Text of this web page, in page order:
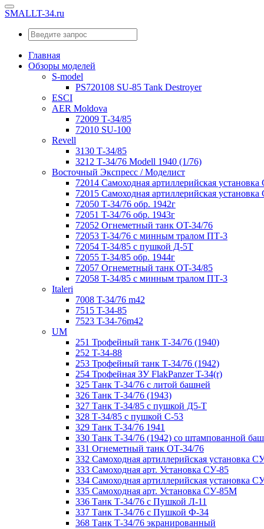
SMALLT-34.ru
Главная
Обзоры моделей
S-model
PS720108 SU-85 Tank Destroyer
ESCI
AER Moldova
72009 Т-34/85
72010 SU-100
Revell
3130 Т-34/85
3212 Т-34/76 Modell 1940 (1/76)
Восточный Экспресс / Моделист
72014 Самоходная артиллерийская
72015 Самоходная артиллерийская
72050 Т-34/76 обр. 1942г
72051 T-34/76 обр. 1943г
72052 Огнеметный танк OT-34/76
72053 T-34/76 с минным тралом ПТ-3
72054 T-34/85 с пушкой Д-5Т
72055 T-34/85 обр. 1944г
72057 Огнеметный танк ОT-34/85
72058 T-34/85 с минным тралом ПТ-3
Italeri
7008 T-34/76 m42
7515 T-34-85
7523 T-34-76m42
UM
251 Трофейный танк Т-34/76 (1940)
252 T-34-88
253 Трофейный танк Т-34/76 (1942)
254 Трофейная ЗУ FlakPanzer T-34(r)
325 Танк Т-34/76 с литой башней
326 Танк Т-34/76 (1943)
327 Танк Т-34/85 с пушкой Д5-Т
328 Т-34/85 с пушкой С-53
329 Танк T-34/76 1941
330 Танк Т-34/76 (1942) со штампованной
331 Огнеметный танк ОТ-34/76
332 Самоходная артиллерийская установка
333 Самоходная арт. Установка СУ-85
334 Самоходная артиллерийская установка
335 Самоходная арт. Установка СУ-85М
336 Танк Т-34/76 с Пушкой Л-11
337 Танк Т-34/76 с Пушкой Ф-34
368 Танк Т-34/76 экранированный